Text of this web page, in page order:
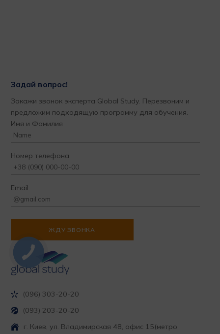
(096) 303-20-20
(093) 203-20-20
г. Киев, ул. Владимирская 48, офис 15(метро
Задай вопрос!
Закажи звонок эксперта Global Study. Перезвоним и
предложим подходящую программу для обучения.
Имя и Фамилия
Номер телефона
Email